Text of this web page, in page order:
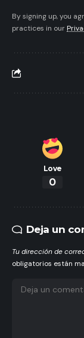
By signing up, you
practices in our
Love
0
Deja un
Tu dirección de
obligatorios están